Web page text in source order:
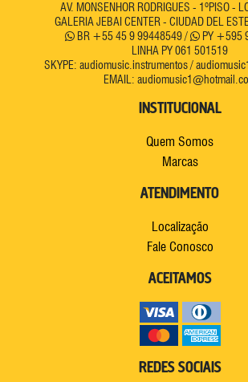
AV. MONSENHOR RODRIGUES - 1ºPISO-
GALERIA JEBAI CENTER- CIUDAD DEL
BR +55 45 9 99448549 /
PY +595
LINHA PY 061 501519
SKYPE: audiomusic.instrumentos /
EMAIL:
INSTITUCIONAL
Quem Somos
Marcas
ATENDIMENTO
Localização
Fale Conosco
ACEITAMOS
REDES SOCIAIS